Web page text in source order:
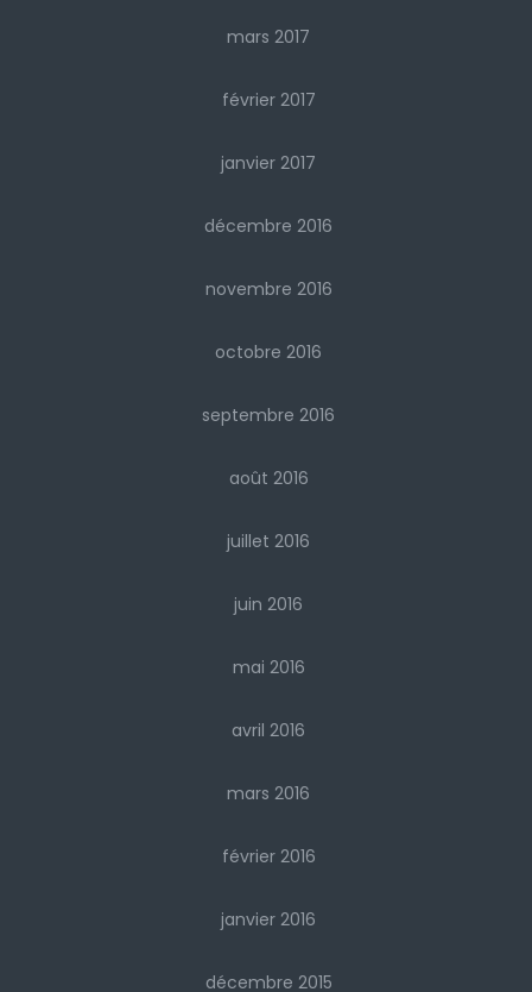
mars 2017
février 2017
janvier 2017
décembre 2016
novembre 2016
octobre 2016
septembre 2016
août 2016
juillet 2016
juin 2016
mai 2016
avril 2016
mars 2016
février 2016
janvier 2016
décembre 2015